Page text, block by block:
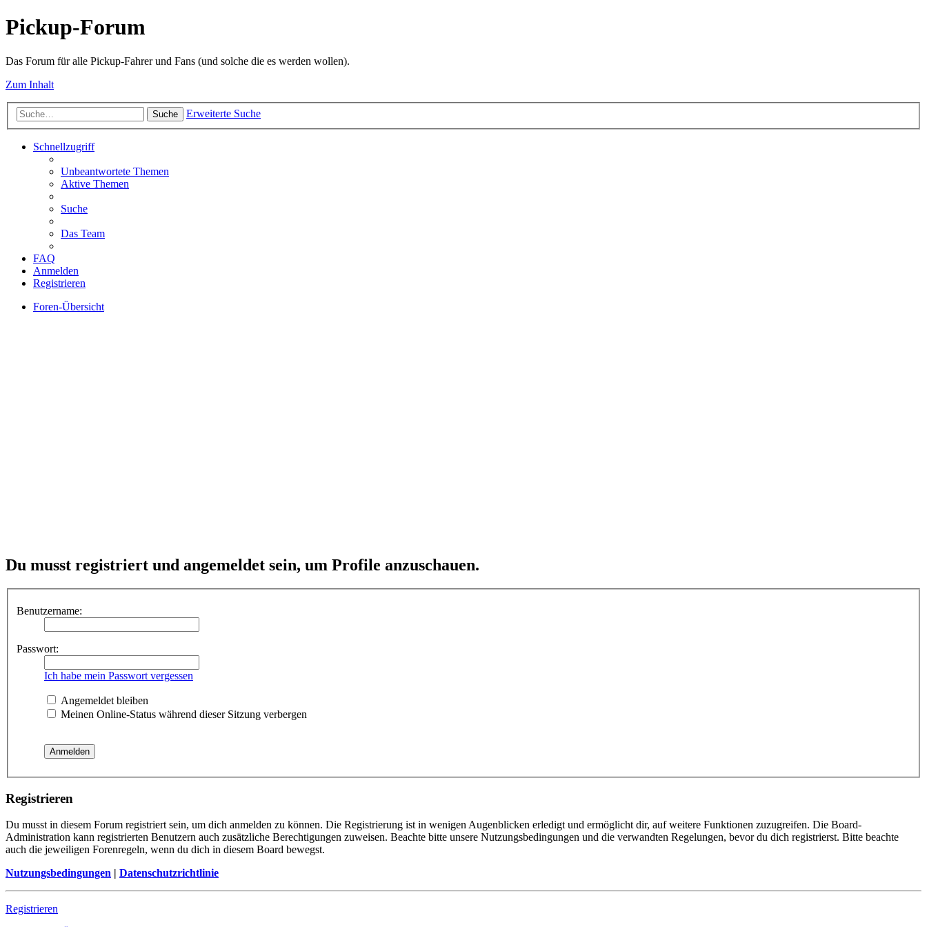
Pickup-Forum
Das Forum für alle Pickup-Fahrer und Fans (und solche die es werden wollen).
Zum Inhalt
Suche Erweiterte Suche
Schnellzugriff
Unbeantwortete Themen
Aktive Themen
Suche
Das Team
FAQ
Anmelden
Registrieren
Foren-Übersicht
Du musst registriert und angemeldet sein, um Profile anzuschauen.
Benutzername:
Passwort:
Ich habe mein Passwort vergessen
Angemeldet bleiben
Meinen Online-Status während dieser Sitzung verbergen
Registrieren
Du musst in diesem Forum registriert sein, um dich anmelden zu können. Die Registrierung ist in wenigen Augenblicken erledigt und ermöglicht dir, auf weitere Funktionen zuzugreifen. Die Board-
Administration kann registrierten Benutzern auch zusätzliche Berechtigungen zuweisen. Beachte bitte unsere Nutzungsbedingungen und die verwandten Regelungen, bevor du dich registrierst. Bitte beachte
auch die jeweiligen Forenregeln, wenn du dich in diesem Board bewegst.
Nutzungsbedingungen | Datenschutzrichtlinie
Registrieren